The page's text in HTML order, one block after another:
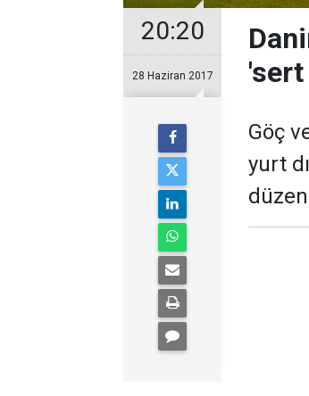
20:20
28 Haziran 2017
Göç
yurt